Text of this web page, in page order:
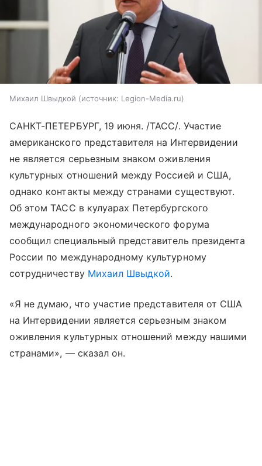
Михаил Швыдкой источник: Legion-Media.ru
САНКТ-ПЕТЕРБУРГ, 19 июня. /ТАСС/. Участие
американского представителя на Интервидении
не является серьезным знаком оживления
культурных отношений между Россией и США,
однако контакты между странами существуют.
Об этом ТАСС в кулуарах Петербургского
международного экономического форума
сообщил специальный представитель президента
России по международному культурному
сотрудничеству Михаил Швыдкой.
«Я не думаю, что участие представителя от США
на Интервидении является серьезным знаком
оживления культурных отношений между нашими
странами», — сказал он.